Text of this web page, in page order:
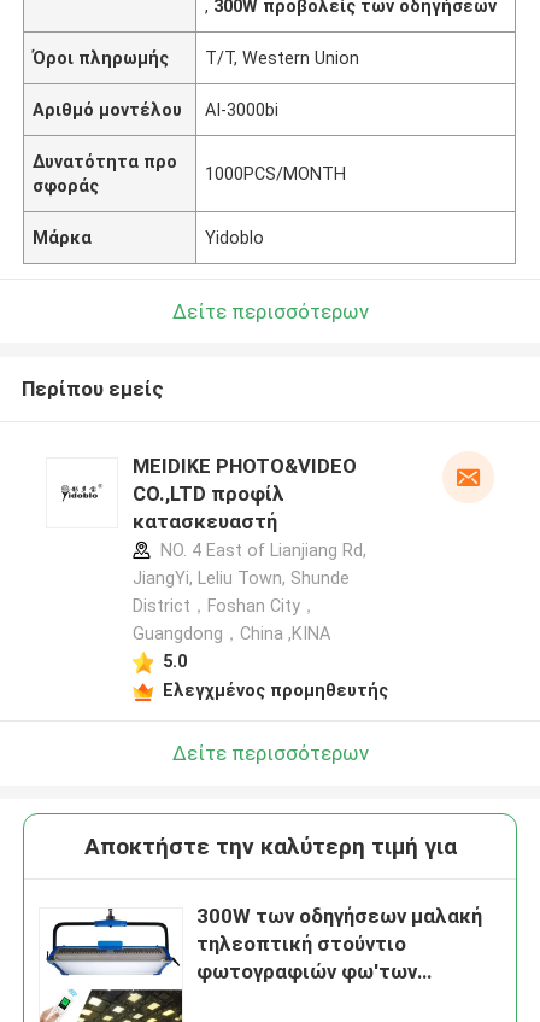
, 300W προβολείς των οδηγήσεων
Όροι πληρωμής T/T, Western Union
Αριθμό μοντέλου AI-3000bi
Δυνατότητα προ
σφοράς
1000PCS/MONTH
Μάρκα Yidoblo
Δείτε περισσότερων
Περίπου εμείς
MEIDIKE PHOTO&VIDEO
CO.,LTD προφίλ
κατασκευαστή
NO. 4 East of Lianjiang Rd,
JiangYi, Leliu Town, Shunde
District，Foshan City，
Guangdong，China ,ΚΙΝΑ
5.0
Ελεγχμένος προμηθευτής
Δείτε περισσότερων
Αποκτήστε την καλύτερη τιμή για
300W των οδηγήσεων μαλακή
τηλεοπτική στούντιο
φωτογραφιών φω'των